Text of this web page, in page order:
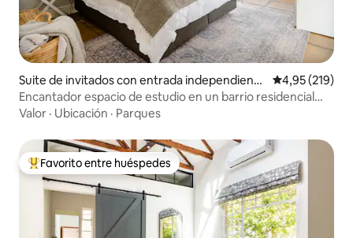
Suite de invitados con entrada independiente
en Claremont
Calificación
4,95 (219)
Encantador espacio de estudio en un barrio residencial
frondoso
Valor · Ubicación · Parques
Favorito entre los huéspedes más destacados
Favorito entre huéspedes